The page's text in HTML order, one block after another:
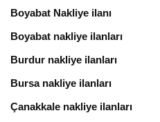
Boyabat Nakliye ilanı
Boyabat nakliye ilanları
Burdur nakliye ilanları
Bursa nakliye ilanları
Çanakkale nakliye ilanları